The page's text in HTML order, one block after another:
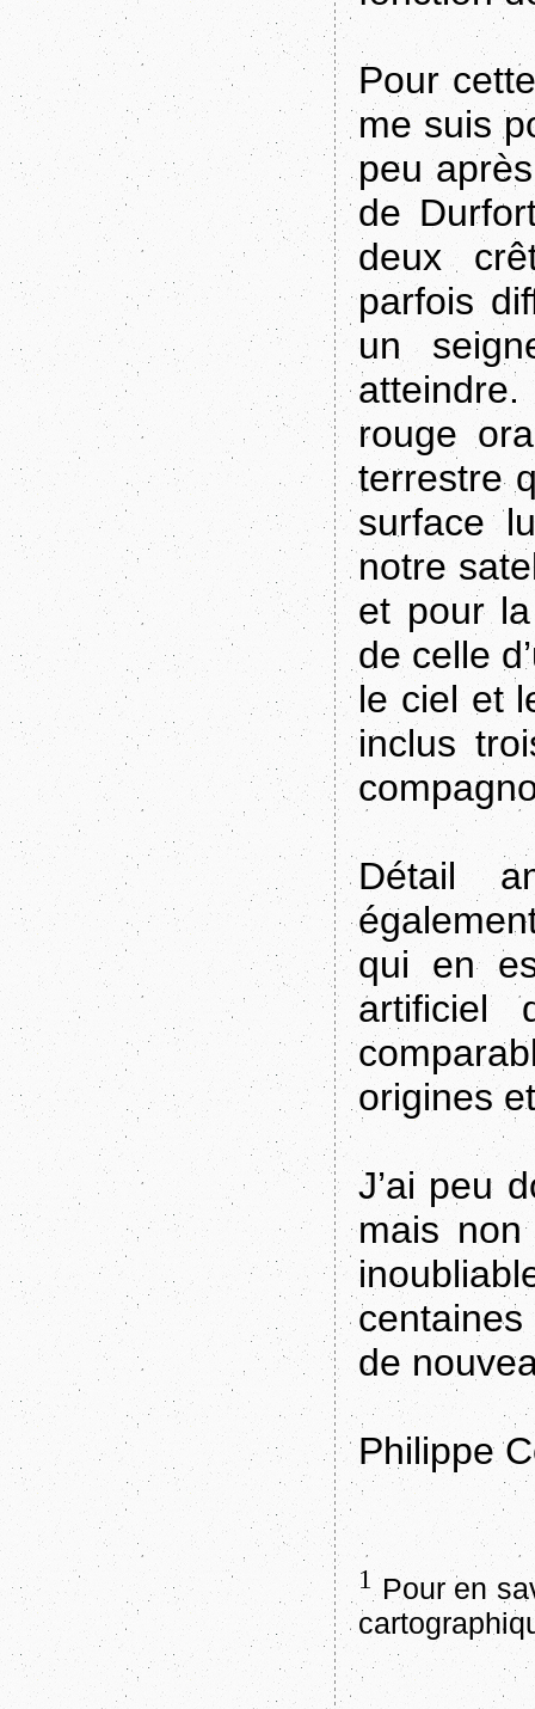
Pour
me suis
peu
de
deux
parfois
un
rouge
terrestre
surface
notre
et pour
de celle
le ciel et
inclus
Détail
qui en
artificiel
origines
J’ai peu
mais
de
Philippe
1 Pour en